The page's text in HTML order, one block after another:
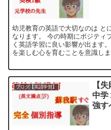
幼児教育の英語で大切なのは と
なります。 今の時期にポジティ
く英語学習に良い影響が出ます
を楽しむ心を育むことを意識し
ブログ【英語学習】
【
中学
強す